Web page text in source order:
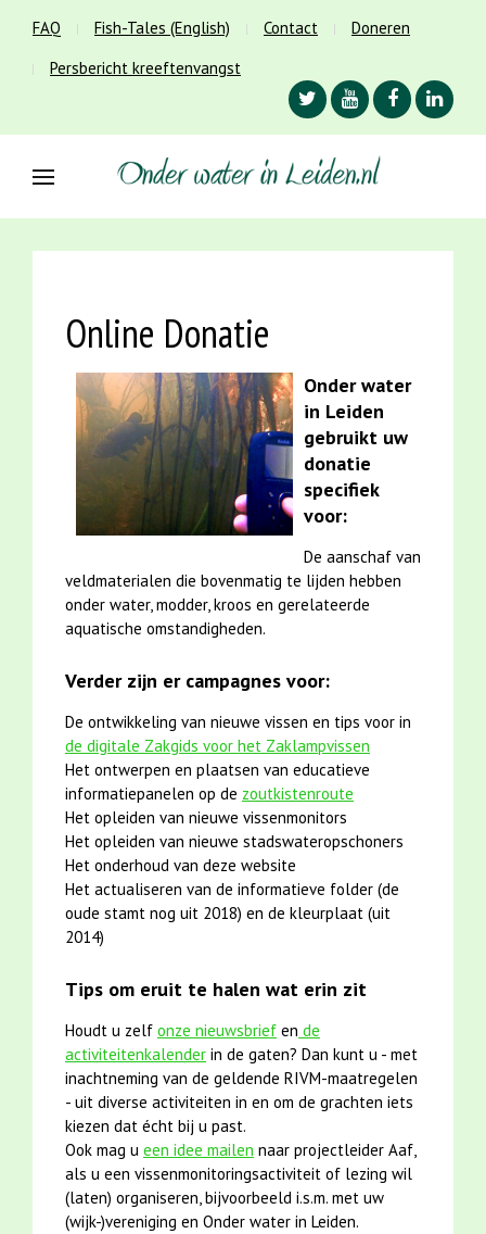
FAQ Fish-Tales (English) Contact
Doneren
Persbericht kreeftenvangst
Online Donatie
Onder water
in Leiden
gebruikt uw
donatie
specifiek
voor:
De aanschaf van
veldmaterialen die bovenmatig te lijden hebben
onder water, modder, kroos en gerelateerde
aquatische omstandigheden.
Verder zijn er campagnes voor:
De ontwikkeling van nieuwe vissen en tips voor in
de digitale Zakgids voor het Zaklampvissen
Het ontwerpen en plaatsen van educatieve
informatiepanelen op de zoutkistenroute
Het opleiden van nieuwe vissenmonitors
Het opleiden van nieuwe stadswateropschoners
Het onderhoud van deze website
Het actualiseren van de informatieve folder (de
oude stamt nog uit 2018) en de kleurplaat (uit
2014)
Tips om eruit te halen wat erin zit
Houdt u zelf onze nieuwsbrief en de
activiteitenkalender in de gaten? Dan kunt u - met
inachtneming van de geldende RIVM-maatregelen
- uit diverse activiteiten in en om de grachten iets
kiezen dat écht bij u past.
Ook mag u een idee mailen naar projectleider Aaf,
als u een vissenmonitoringsactiviteit of lezing wil
(laten) organiseren, bijvoorbeeld i.s.m. met uw
(wijk-)vereniging en Onder water in Leiden.